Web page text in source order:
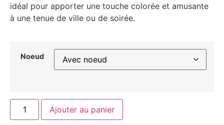
idéal pour apporter une touche colorée et amusante
à une tenue de ville ou de soirée.
Noeud
Ajouter au panier